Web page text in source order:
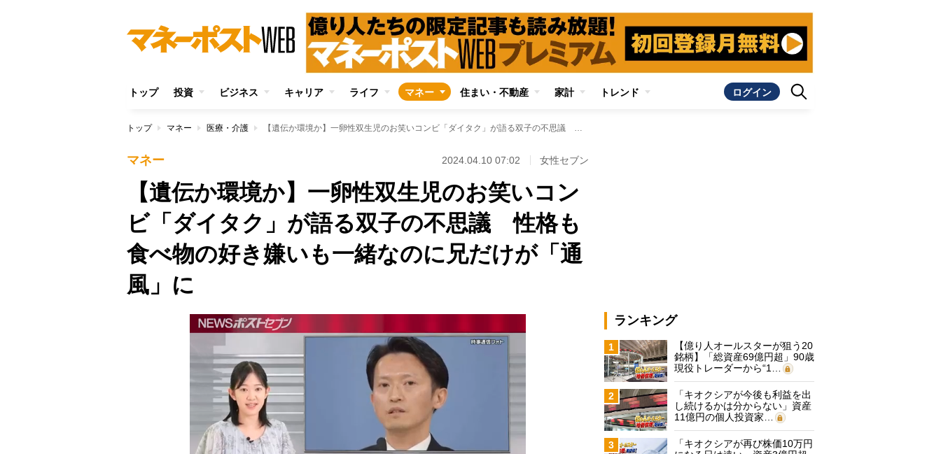
トップ 投資 ビジネス キャリア ライフ マネー 住まい・不動産 家計 トレンド ログイン
トップ マネー 医療・介護 【遺伝か環境か】一卵性双生児のお笑いコンビ「ダイタク」が語る双子の不思議 性格も食べ物の好き嫌いも一緒なのに兄だけが「通風」に
マネー 2024.04.10 07:02 女性セブン
【遺伝か環境か】一卵性双生児のお笑いコン
ビ「ダイタク」が語る双子の不思議 性格も
食べ物の好き嫌いも一緒なのに兄だけが「通
風」に
ランキング
1
【億り人オールスターが狙う20
銘柄】「総資産69億円超」90歳
現役トレーダーから“1…
2
「キオクシアが今後も利益を出
し続けるかは分からない」資産
11億円の個人投資家…
3
「キオクシアが再び株価10万円